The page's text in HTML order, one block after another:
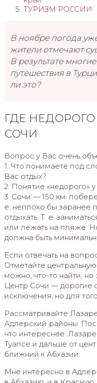
ТУРИЗМ РОССИИ
В ноябре погода
жители отмечают
В результате
путешествия в
ли это?
ГДЕ
СОЧИ
Вопрос у Вас очень
1. Что понимаете под
Вас отдых?
2. Понятие «недорого»
3. Сочи — 150 км.
е. неплохо бы заранее
отдыхать. Т. е.
или лежать на пляже.
должна быть
Если отвечать на
Отметайте
можно, что-то найти, но
Центр Сочи — дорогие
исключения, но для
Рассматривайте
Адлерский районы.
что интереснее.
Туапсе и дальше от
ближний к Абхазии.
Мне интересно в